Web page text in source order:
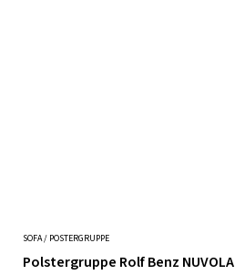
SOFA / POSTERGRUPPE
Polstergruppe Rolf Benz NUVOLA